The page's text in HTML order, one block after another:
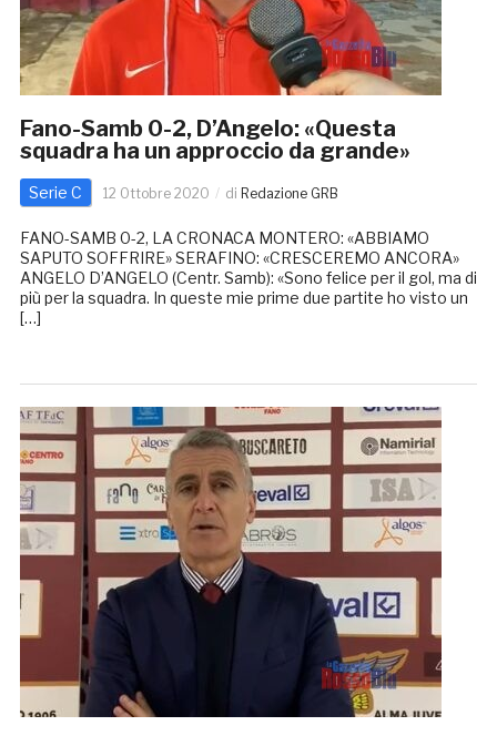
Fano-Samb 0-2, D’Angelo: «Questa
squadra ha un approccio da grande»
Serie C 12 Ottobre 2020 di Redazione GRB
FANO-SAMB 0-2, LA CRONACA MONTERO: «ABBIAMO
SAPUTO SOFFRIRE» SERAFINO: «CRESCEREMO ANCORA»
ANGELO D’ANGELO (Centr. Samb): «Sono felice per il gol, ma di
più per la squadra. In queste mie prime due partite ho visto un
[…]